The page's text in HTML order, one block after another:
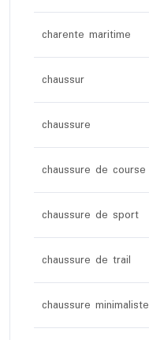
charente maritime
chaussur
chaussure
chaussure de course
chaussure de sport
chaussure de trail
chaussure minimaliste